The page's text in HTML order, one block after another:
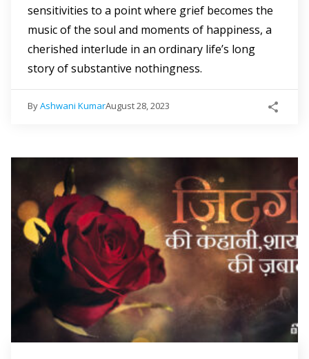
sensitivities to a point where grief becomes the
music of the soul and moments of happiness, a
cherished interlude in an ordinary life’s long
story of substantive nothingness.
ByAshwani KumarAugust 28, 2023